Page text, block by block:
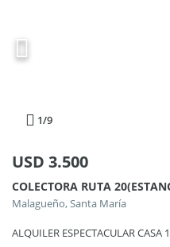
1/9
USD 3.500
Malagueño, Santa María